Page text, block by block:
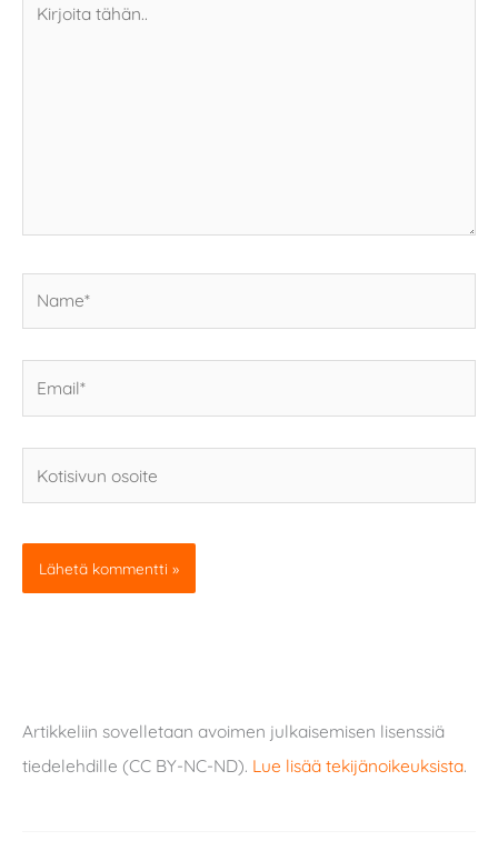
tähän..
osoite
Artikkeliin sovelletaan avoimen julkaisemisen lisenssiä
tiedelehdille (CC BY-NC-ND). Lue lisää tekijänoikeuksista.